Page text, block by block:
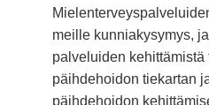
meille kunniakysymys,
palveluiden kehittämistä
päihdehoidon tiekartan
päihdehoidon